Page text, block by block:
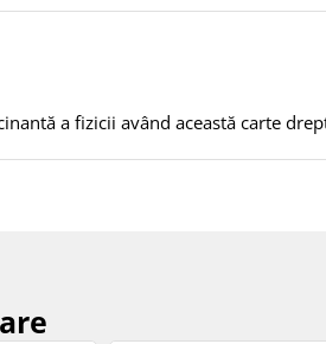
a fizicii având această carte